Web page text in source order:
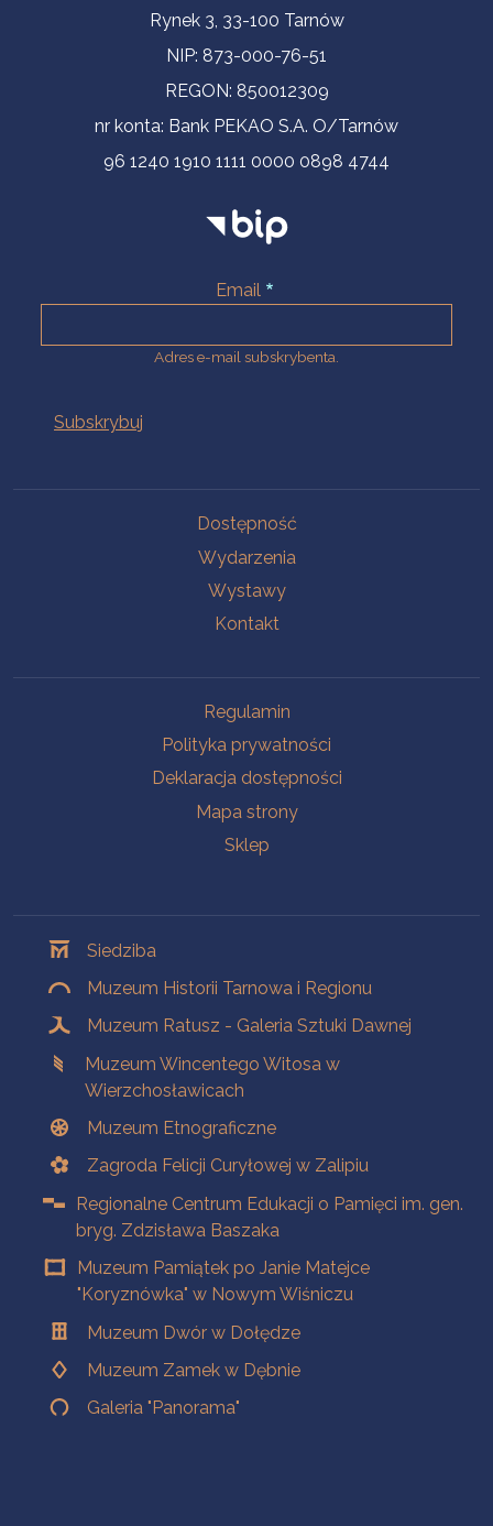
Informacje kontaktoweRynek 3, 33-100 Tarnów
NIP: 873-000-76-51
REGON: 850012309
nr konta: Bank PEKAO S.A. O/Tarnów
96 1240 1910 1111 0000 0898 4744
Email
Adres e-mail subskrybenta.
Dostępność
Wydarzenia
Wystawy
Kontakt
Regulamin
Polityka prywatności
Deklaracja dostępności
Mapa strony
Sklep
Siedziba
Muzeum Historii Tarnowa i Regionu
Muzeum Ratusz - Galeria Sztuki Dawnej
Muzeum Wincentego Witosa w
Wierzchosławicach
Muzeum Etnograficzne
Zagroda Felicji Curyłowej w Zalipiu
Regionalne Centrum Edukacji o Pamięci im. gen.
bryg. Zdzisława Baszaka
Muzeum Pamiątek po Janie Matejce
"Koryznówka" w Nowym Wiśniczu
Muzeum Dwór w Dołędze
Muzeum Zamek w Dębnie
Galeria "Panorama"